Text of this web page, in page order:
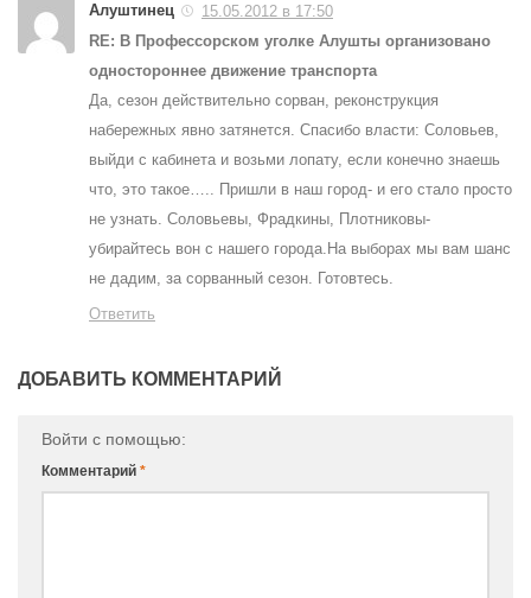
Алуштинец
15.05.2012 в 17:50
RE: В Профессорском уголке Алушты организовано
одностороннее движение транспорта
Да, сезон действительно сорван, реконструкция
набережных явно затянется. Спасибо власти: Соловьев,
выйди с кабинета и возьми лопату, если конечно знаешь
что, это такое….. Пришли в наш город- и его стало просто
не узнать. Соловьевы, Фрадкины, Плотниковы-
убирайтесь вон с нашего города.На выборах мы вам шанс
не дадим, за сорванный сезон. Готовтесь.
Ответить
ДОБАВИТЬ КОММЕНТАРИЙ
Войти с помощью:
Комментарий *